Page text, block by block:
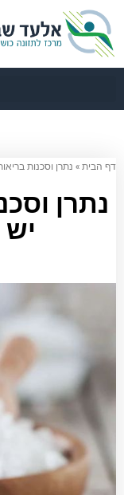
דף הבית» נתרן וסכנות
נתרן